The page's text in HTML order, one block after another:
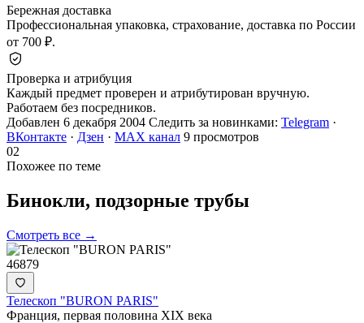
Бережная доставка
Профессиональная упаковка, страхование, доставка по России
от 700 ₽.
Проверка и атрибуция
Каждый предмет проверен и атрибутирован вручную.
Работаем без посредников.
Добавлен 6 декабря 2004 Следить за новинками: Telegram ·
ВКонтакте · Дзен · MAX канал 9 просмотров
02
Похожее по теме
Бинокли, подзорные трубы
Смотреть все →
46879
Телескоп "BURON PARIS"
Франция, первая половина XIX века